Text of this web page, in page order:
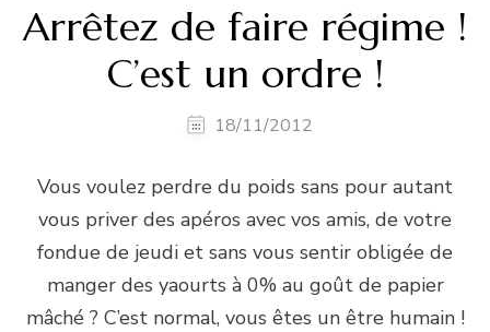
Arrêtez de faire régime !
C’est un ordre !
18/11/2012
Vous voulez perdre du poids sans pour autant
vous priver des apéros avec vos amis, de votre
fondue de jeudi et sans vous sentir obligée de
manger des yaourts à 0% au goût de papier
mâché ? C’est normal, vous êtes un être humain !